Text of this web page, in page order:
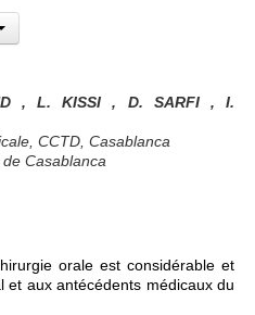
, L. KISSI , D. SARFI , I.
CCTD, Casablanca
Casablanca
orale est considérable et
et aux antécédents médicaux du